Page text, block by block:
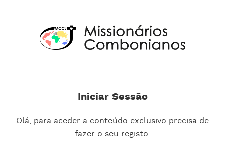
Iniciar Sessão
Olá, para aceder a conteúdo exclusivo precisa de
fazer o seu registo.